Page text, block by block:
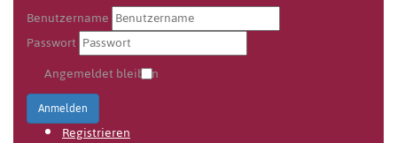
Benutzername
Passwort
Angemeldet bleiben
Anmelden
Registrieren